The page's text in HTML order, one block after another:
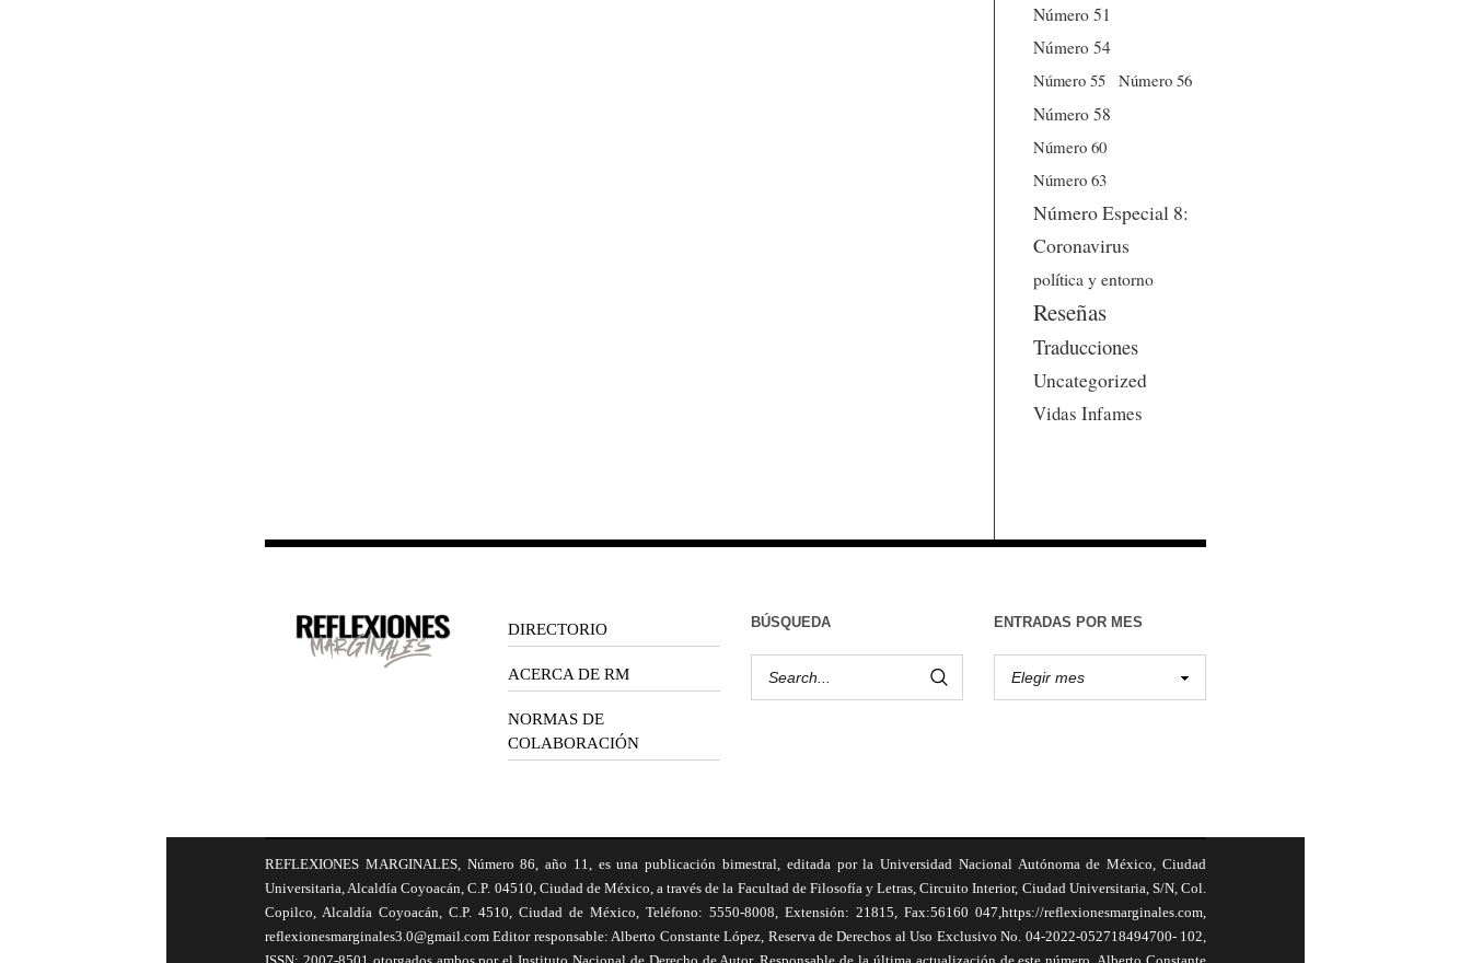
Número 51
Número 54
Número 55
Número 56
Número 58
Número 60
Número 63
Número Especial 8:
Coronavirus
política y entorno
Reseñas
Traducciones
Uncategorized
Vidas Infames
DIRECTORIO
ACERCA DE RM
NORMAS DE
COLABORACIÓN
BÚSQUEDA ENTRADAS POR MES
REFLEXIONES MARGINALES, Número 86, año 11, es una publicación bimestral, editada por la Universidad Nacional Autónoma de México, Ciudad
Universitaria, Alcaldía Coyoacán, C.P. 04510, Ciudad de México, a través de la Facultad de Filosofía y Letras, Circuito Interior, Ciudad Universitaria, S/N, Col.
Copilco, Alcaldía Coyoacán, C.P. 4510, Ciudad de México, Teléfono: 5550-8008, Extensión: 21815, Fax:56160 047,https://reflexionesmarginales.com,
reflexionesmarginales3.0@gmail.com Editor responsable: Alberto Constante López, Reserva de Derechos al Uso Exclusivo No. 04-2022-052718494700- 102,